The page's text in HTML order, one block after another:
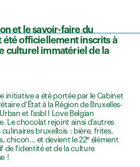
et le savoir-faire du
été officiellement inscrits à
culturel immatériel de la
initiative a été portée par le Cabinet
d'État à la Région de Bruxelles-
et l’asbl I Love Belgian
Le chocolat rejoint ainsi d’autres
culinaires bruxellois : bière, frites,
chicon… et devient le 22ᵉ élément
de l’identité et de la culture
!